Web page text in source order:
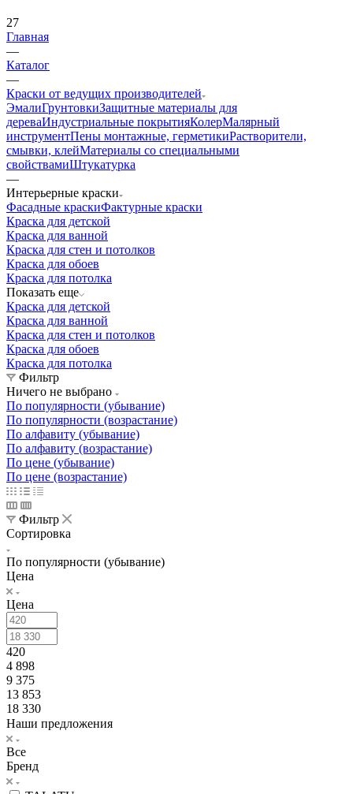
27
Главная
—
Каталог
—
Краски от ведущих производителей
ЭмалиГрунтовкиЗащитные материалы для
дереваИндустриальные покрытияКолерМалярный
инструментПены монтажные, герметикиРастворители,
смывки, клейМатериалы со специальными
свойствамиШтукатурка
—
Интерьерные краски
Фасадные краскиФактурные краски
Краска для детской
Краска для ванной
Краска для стен и потолков
Краска для обоев
Краска для потолка
Показать еще
Краска для детской
Краска для ванной
Краска для стен и потолков
Краска для обоев
Краска для потолка
Фильтр
Ничего не выбрано
По популярности (убывание)
По популярности (возрастание)
По алфавиту (убывание)
По алфавиту (возрастание)
По цене (убывание)
По цене (возрастание)
Фильтр
Сортировка
По популярности (убывание)
Цена
Цена
420
4 898
9 375
13 853
18 330
Наши предложения
Все
Бренд